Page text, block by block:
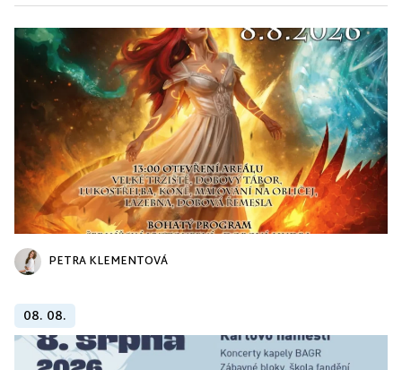
PETRA KLEMENTOVÁ
08. 08.